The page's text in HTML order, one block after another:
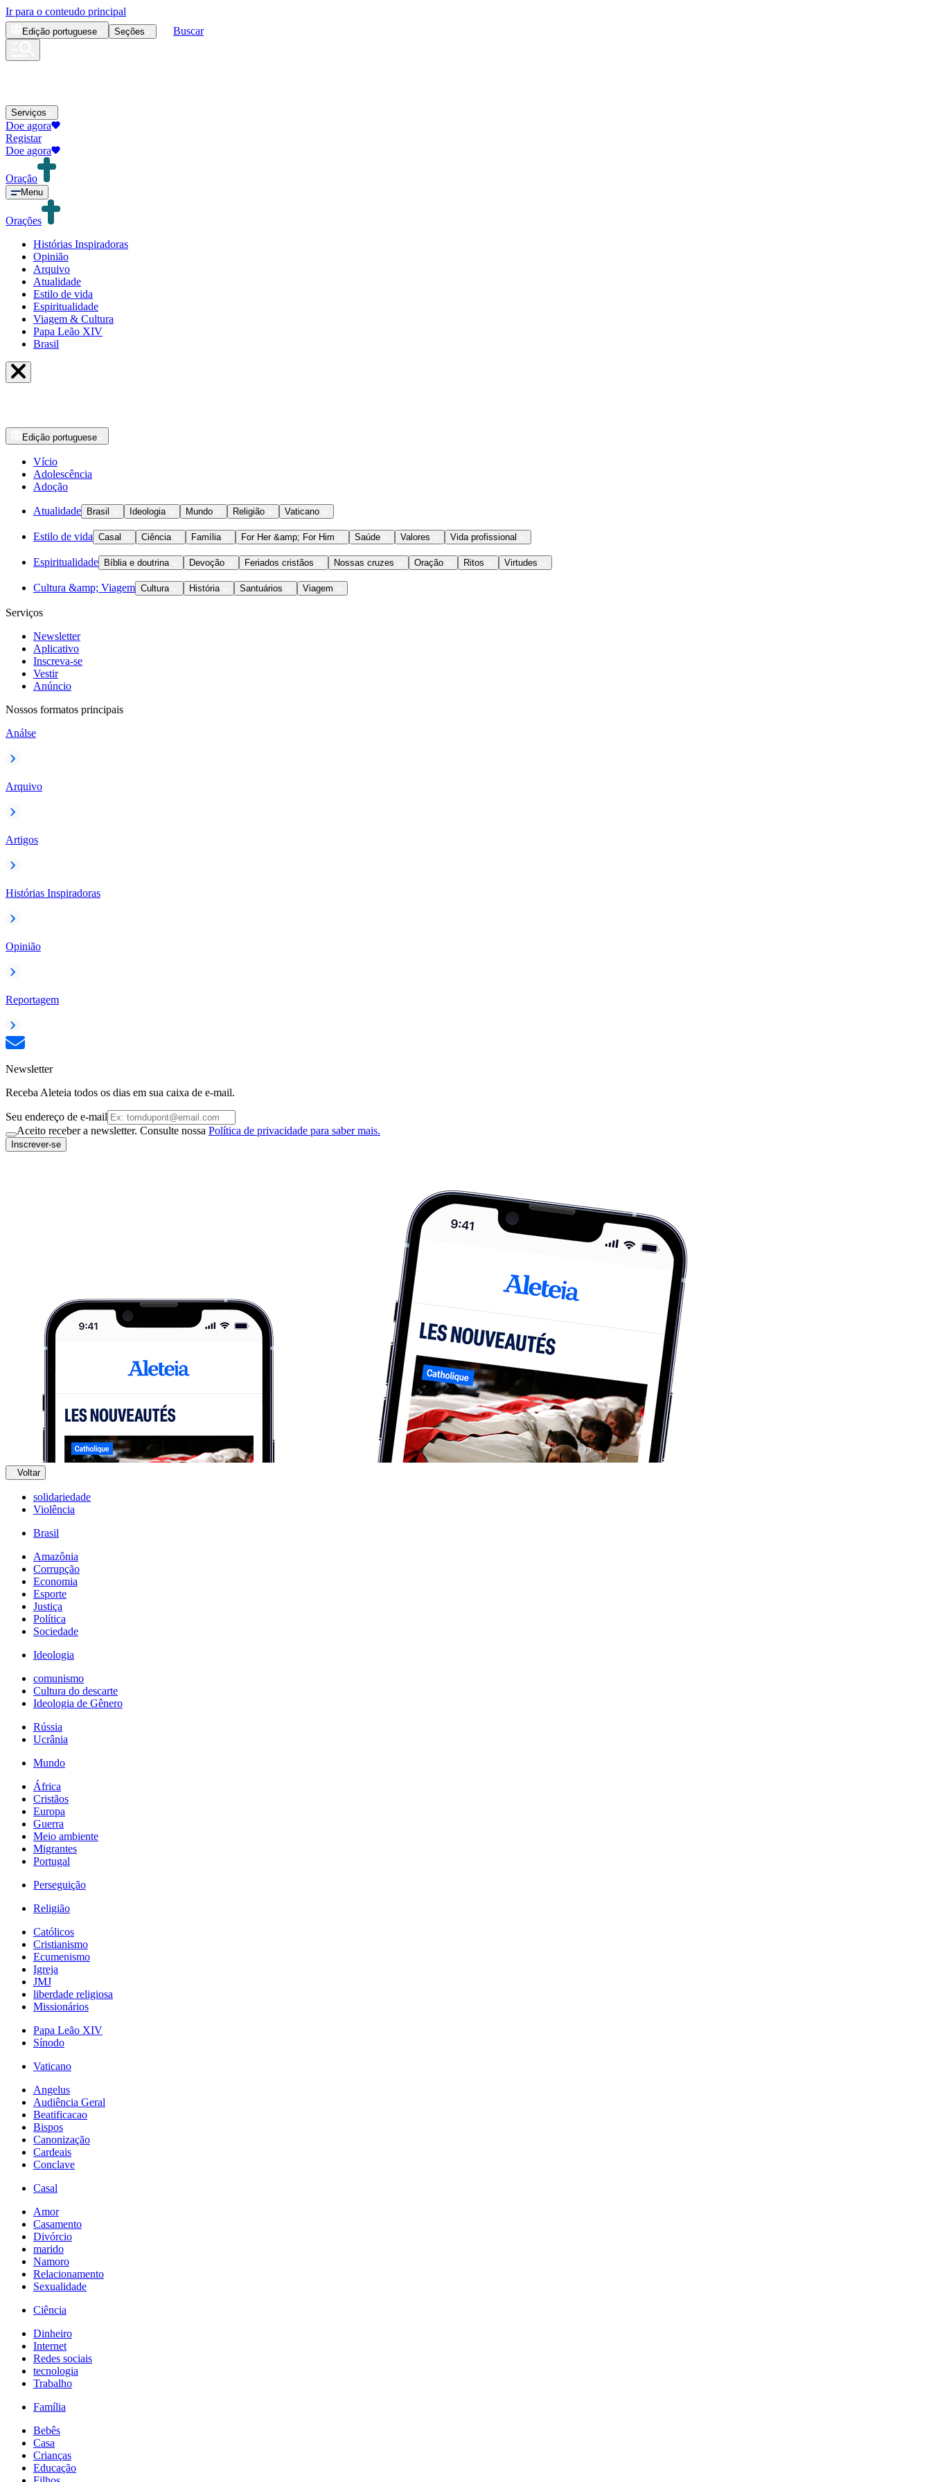
Ir para o conteudo principal
Edição portuguese Seções Buscar
Serviços
Doe agora
Registar
Doe agora
Oração
Menu
Orações
Histórias Inspiradoras
Opinião
Arquivo
Atualidade
Estilo de vida
Espiritualidade
Viagem & Cultura
Papa Leão XIV
Brasil
Edição portuguese
Vício
Adolescência
Adoção
Atualidade Brasil Ideologia Mundo Religião Vaticano
Estilo de vida Casal Ciência Família For Her &amp; For Him Saúde Valores Vida profissional
Espiritualidade Bíblia e doutrina Devoção Feriados cristãos Nossas cruzes Oração Ritos Virtudes
Cultura &amp; Viagem Cultura História Santuários Viagem
Serviços
Newsletter
Aplicativo
Inscreva-se
Vestir
Anúncio
Nossos formatos principais
Análse
Arquivo
Artigos
Histórias Inspiradoras
Opinião
Reportagem
Newsletter
Receba Aleteia todos os dias em sua caixa de e-mail.
Seu endereço de e-mail
Aceito receber a newsletter. Consulte nossa Política de privacidade para saber mais.
Inscrever-se
Voltar
solidariedade
Violência
Brasil
Amazônia
Corrupção
Economia
Esporte
Justiça
Política
Sociedade
Ideologia
comunismo
Cultura do descarte
Ideologia de Gênero
Rússia
Ucrânia
Mundo
África
Cristãos
Europa
Guerra
Meio ambiente
Migrantes
Portugal
Perseguição
Religião
Católicos
Cristianismo
Ecumenismo
Igreja
JMJ
liberdade religiosa
Missionários
Papa Leão XIV
Sínodo
Vaticano
Angelus
Audiência Geral
Beatificacao
Bispos
Canonização
Cardeais
Conclave
Casal
Amor
Casamento
Divórcio
marido
Namoro
Relacionamento
Sexualidade
Ciência
Dinheiro
Internet
Redes sociais
tecnologia
Trabalho
Família
Bebês
Casa
Crianças
Educação